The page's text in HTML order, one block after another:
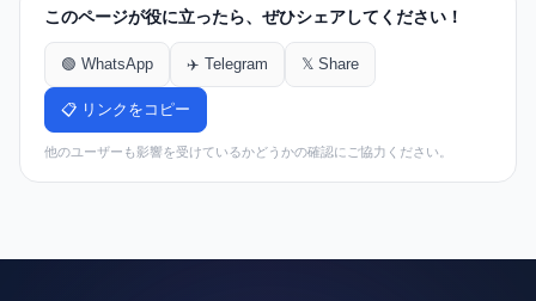
このページが役に立ったら、ぜひシェアしてください！
🟢 WhatsApp ✈️ Telegram 𝕏 Share
📋 リンクをコピー
他のユーザーも影響を受けているかどうかの確認にご協力ください。